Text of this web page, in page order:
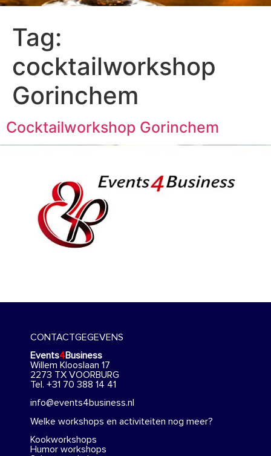
Tag:
cocktailworkshop
Gorinchem
Cocktailworkshop Gorinchem
CONTACTGEGEVENS
Events4Business
Willem Klooslaan 17
2273 TX VOORBURG
Tel. +31 70 388 14 41
info@events4business.nl
Welke workshops en activiteiten nog meer?
Kookworkshops
Humor workshops